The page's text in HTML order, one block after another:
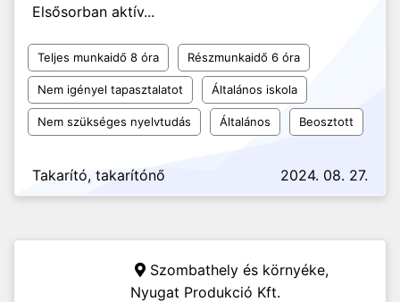
Elsősorban aktív...
Teljes munkaidő 8 óra Részmunkaidő 6 óra
Nem igényel tapasztalatot Általános iskola
Nem szükséges nyelvtudás Általános Beosztott
Takarító, takarítónő 2024. 08. 27.
Szombathely és környéke,
Nyugat Produkció Kft.